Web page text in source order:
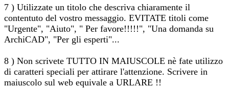
7 ) Utilizzate un titolo che descriva chiaramente il
contentuto del vostro messaggio. EVITATE titoli come
"Urgente", "Aiuto", " Per favore!!!!!", "Una domanda su
ArchiCAD", "Per gli esperti"...
8 ) Non scrivete TUTTO IN MAIUSCOLE nè fate utilizzo
di caratteri speciali per attirare l'attenzione. Scrivere in
maiuscolo sul web equivale a URLARE !!